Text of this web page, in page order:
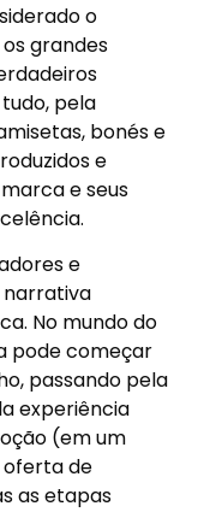
o
grandes
pela
bonés e
e
e seus
e
narrativa
No mundo do
pode começar
passando pela
experiência
(em um
de
as etapas